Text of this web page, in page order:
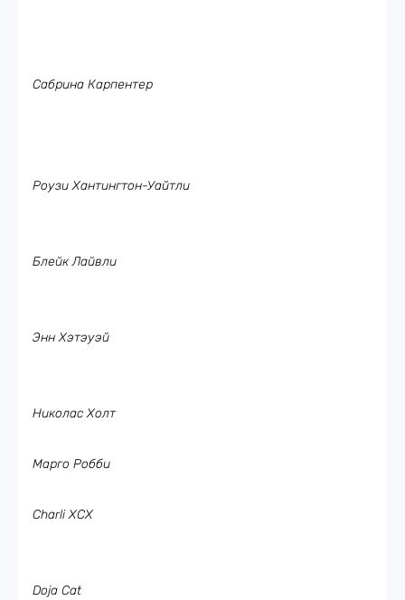
Сабрина Карпентер
Роузи Хантингтон-Уайтли
Блейк Лайвли
Энн Хэтэуэй
Николас Холт
Марго Робби
Charli XCX
Doja Cat